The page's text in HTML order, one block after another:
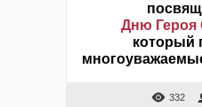
Дню Героя
который
332